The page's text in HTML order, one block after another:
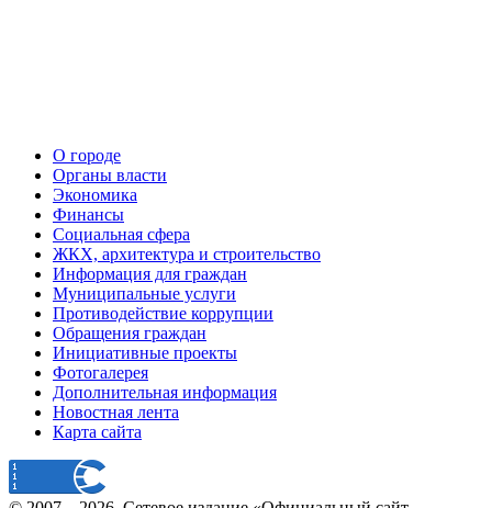
О городе
Органы власти
Экономика
Финансы
Социальная сфера
ЖКХ, архитектура и строительство
Информация для граждан
Муниципальные услуги
Противодействие коррупции
Обращения граждан
Инициативные проекты
Фотогалерея
Дополнительная информация
Новостная лента
Карта сайта